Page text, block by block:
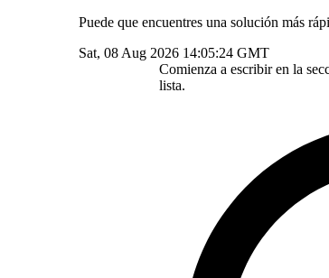
Puede que encuentres una solución más
Sat, 08 Aug 2026 14:05:24 GMT
Comienza a escribir en la
lista.